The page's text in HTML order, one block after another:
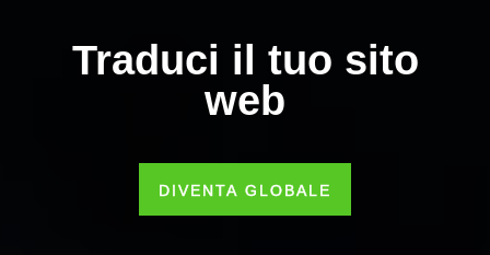
Traduci il tuo sito
web
DIVENTA GLOBALE